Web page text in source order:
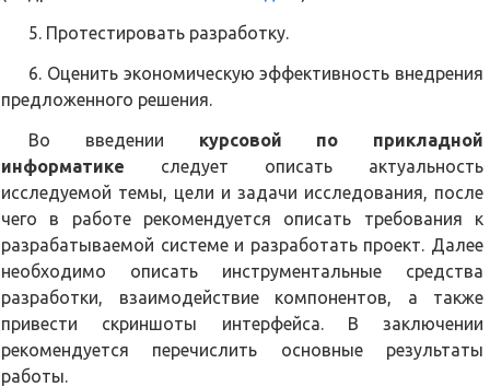
5. Протестировать разработку.
6. Оценить экономическую эффективность внедрения
предложенного решения.
Во введении курсовой по прикладной
информатике следует описать актуальность
исследуемой темы, цели и задачи исследования, после
чего в работе рекомендуется описать требования к
разрабатываемой системе и разработать проект. Далее
необходимо описать инструментальные средства
разработки, взаимодействие компонентов, а также
привести скриншоты интерфейса. В заключении
рекомендуется перечислить основные результаты
работы.